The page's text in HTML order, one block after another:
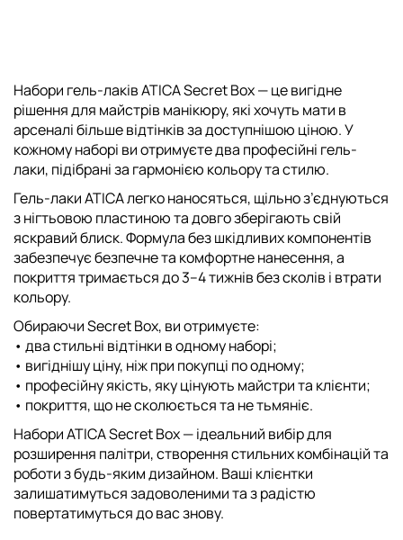
Набори гель-лаківATICA Secret Box— це вигідне
рішення для майстрів манікюру, які хочуть мати в
арсеналі більше відтінків за доступнішою ціною. У
кожному наборі ви отримуєтедва професійні гель-
лаки, підібрані за гармонією кольору та стилю.
Гель-лаки ATICAлегко наносяться, щільно з’єднуються
з нігтьовою пластиною та довго зберігають свій
яскравий блиск. Формулабез шкідливих компонентів
забезпечує безпечне та комфортне нанесення, а
покриття тримається до 3–4 тижнів без сколів і втрати
кольору.
Обираючи Secret Box, ви отримуєте:
• два стильні відтінки в одному наборі;
• вигіднішу ціну, ніж при покупці по одному;
• професійну якість, яку цінують майстри та клієнти;
• покриття, що не сколюється та не тьмяніє.
НабориATICA Secret Box— ідеальний вибір для
розширення палітри, створення стильних комбінацій та
роботи з будь-яким дизайном. Ваші клієнтки
залишатимуться задоволеними та з радістю
повертатимуться до вас знову.